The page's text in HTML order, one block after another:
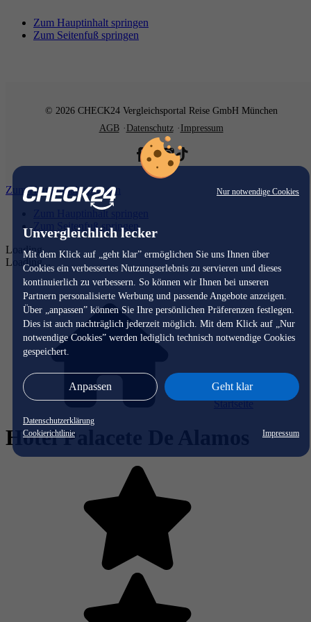
Nur notwendige Cookies
Unvergleichlich lecker
Mit dem Klick auf „geht klar” ermöglichen Sie uns Ihnen über
Cookies ein verbessertes Nutzungserlebnis zu servieren und dieses
kontinuierlich zu verbessern. So können wir Ihnen bei unseren
Partnern personalisierte Werbung und passende Angebote anzeigen.
Über „anpassen” können Sie Ihre persönlichen Präferenzen festlegen.
Dies ist auch nachträglich jederzeit möglich. Mit dem Klick auf „Nur
notwendige Cookies” werden lediglich technisch notwendige Cookies
gespeichert.
Anpassen Geht klar
Datenschutzerklärung
Cookierichtlinie
Impressum
Zum Hauptinhalt springen
Zum Seitenfuß springen
© 2026 CHECK24 Vergleichsportal Reise GmbH München
AGB
Datenschutz Impressum
Zum Hauptinhalt springen
Zum Hauptinhalt springen
Zum Seitenfuß springen
Loading...
Loading...
Startseite
Hotel Palacete De Alamos